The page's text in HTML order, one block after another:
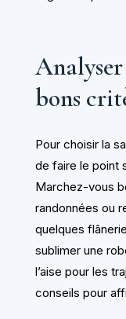
Analyser
bons
Pour choisir la
de faire le point
Marchez-vous
randonnées ou
quelques
sublimer une
l’aise pour les
conseils pour